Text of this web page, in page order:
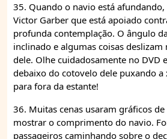
35. Quando o navio está afundando,
Victor Garber que está apoiado
profunda contemplação. O ângulo
inclinado e algumas coisas deslizam
dele. Olhe cuidadosamente no DVD
debaixo do cotovelo dele puxando a
para fora da estante!
36. Muitas cenas usaram gráficos
mostrar o comprimento do navio.
passageiros caminhando sobre o